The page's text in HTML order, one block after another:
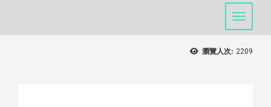
Toggle
瀏覽人次: 2209